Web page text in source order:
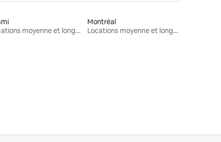
Locations moyenne et longue durée
Montréal
Locations moyenne et longue durée